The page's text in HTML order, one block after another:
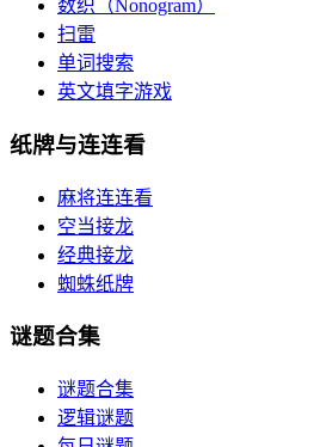
数织（Nonogram）
扫雷
单词搜索
英文填字游戏
纸牌与连连看
麻将连连看
空当接龙
经典接龙
蜘蛛纸牌
谜题合集
谜题合集
逻辑谜题